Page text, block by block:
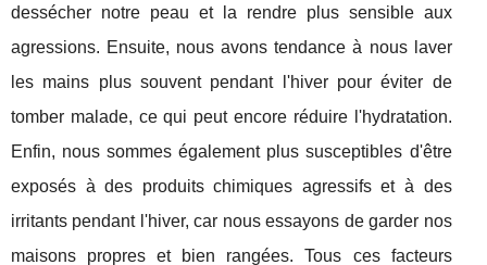
dessécher notre peau et la rendre plus sensible aux
agressions. Ensuite, nous avons tendance à nous laver
les mains plus souvent pendant l'hiver pour éviter de
tomber malade, ce qui peut encore réduire l'hydratation.
Enfin, nous sommes également plus susceptibles d'être
exposés à des produits chimiques agressifs et à des
irritants pendant l'hiver, car nous essayons de garder nos
maisons propres et bien rangées. Tous ces facteurs